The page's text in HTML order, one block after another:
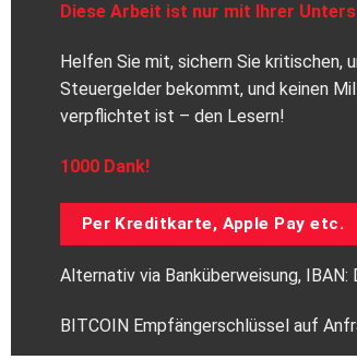
Diese Arbeit ist nur mit Ihrer
Helfen Sie mit, sichern Sie kritischen,
Steuergelder bekommt, und keinen
verpflichtet ist – den Lesern!
1000 Dank!
Per Kreditkarte, Apple Pay etc.
Alternativ via Banküberweisung,
BITCOIN Empfängerschlüssel auf